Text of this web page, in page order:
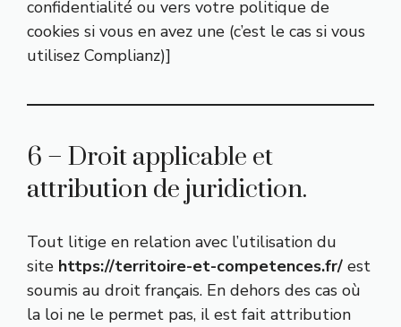
confidentialité ou vers votre politique de
cookies si vous en avez une (c’est le cas si vous
utilisez Complianz)]
6 – Droit applicable et
attribution de juridiction.
Tout litige en relation avec l’utilisation du
site https://territoire-et-competences.fr/ est
soumis au droit français. En dehors des cas où
la loi ne le permet pas, il est fait attribution